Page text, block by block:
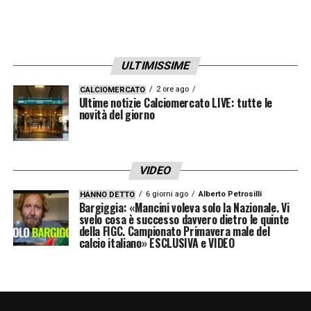
giornata maledetta per i padroni di casa,
sotto dal 32′ per il gol di Van Dujin. A togliere
le castagne dal fuoco ci ha pensato
l’esperienza di Chery, che all’85’ ha trovato lo
e far proseguire il sogno di una clamorosa
qualificazione alla prossima Champions
League.
Insomma, un turno che èun vero e proprio
una sola: la partita non è mai finita finché
ULTIMISSIME
CALCIOMERCATO 2 ore ago
Ultime notizie Calciomercato LIVE: tutte le
novità del giorno
VIDEO
HANNO DETTO 6 giorni ago Alberto Petrosilli
Bargiggia: «Mancini voleva solo la Nazionale. Vi
svelo cosa è successo davvero dietro le quinte
della FIGC. Campionato Primavera male del
calcio italiano» ESCLUSIVA e VIDEO